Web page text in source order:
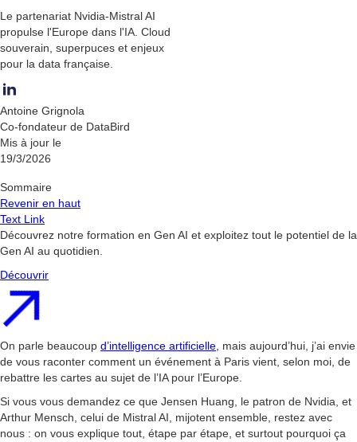
Le partenariat Nvidia-Mistral AI
propulse l'Europe dans l'IA. Cloud
souverain, superpuces et enjeux
pour la data française.
Antoine Grignola
Co-fondateur de DataBird
Mis à jour le
19/3/2026
Sommaire
Revenir en haut
Text Link
Découvrez notre formation en Gen AI et exploitez tout le potentiel de la
Gen AI au quotidien.
Découvrir
On parle beaucoup d’intelligence artificielle, mais aujourd’hui, j’ai envie
de vous raconter comment un événement à Paris vient, selon moi, de
rebattre les cartes au sujet de l’IA pour l’Europe.
Si vous vous demandez ce que Jensen Huang, le patron de Nvidia, et
Arthur Mensch, celui de Mistral AI, mijotent ensemble, restez avec
nous : on vous explique tout, étape par étape, et surtout pourquoi ça